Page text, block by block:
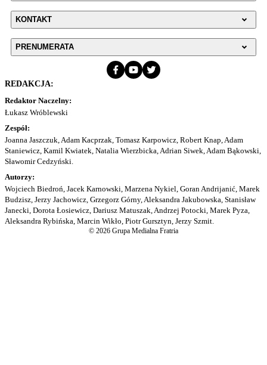
KONTAKT
PRENUMERATA
REDAKCJA:
Redaktor Naczelny:
Łukasz Wróblewski
Zespół:
Joanna Jaszczuk, Adam Kacprzak, Tomasz Karpowicz, Robert Knap, Adam
Staniewicz, Kamil Kwiatek, Natalia Wierzbicka, Adrian Siwek, Adam Bąkowski,
Sławomir Cedzyński.
Autorzy:
Wojciech Biedroń, Jacek Karnowski, Marzena Nykiel, Goran Andrijanić, Marek
Budzisz, Jerzy Jachowicz, Grzegorz Górny, Aleksandra Jakubowska, Stanisław
Janecki, Dorota Łosiewicz, Dariusz Matuszak, Andrzej Potocki, Marek Pyza,
Aleksandra Rybińska, Marcin Wikło, Piotr Gursztyn, Jerzy Szmit.
© 2026 Grupa Medialna Fratria